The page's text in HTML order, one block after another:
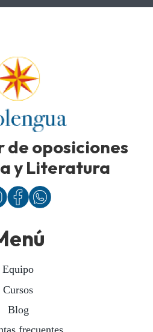
oposiciones
y Literatura
Equipo
Cursos
Blog